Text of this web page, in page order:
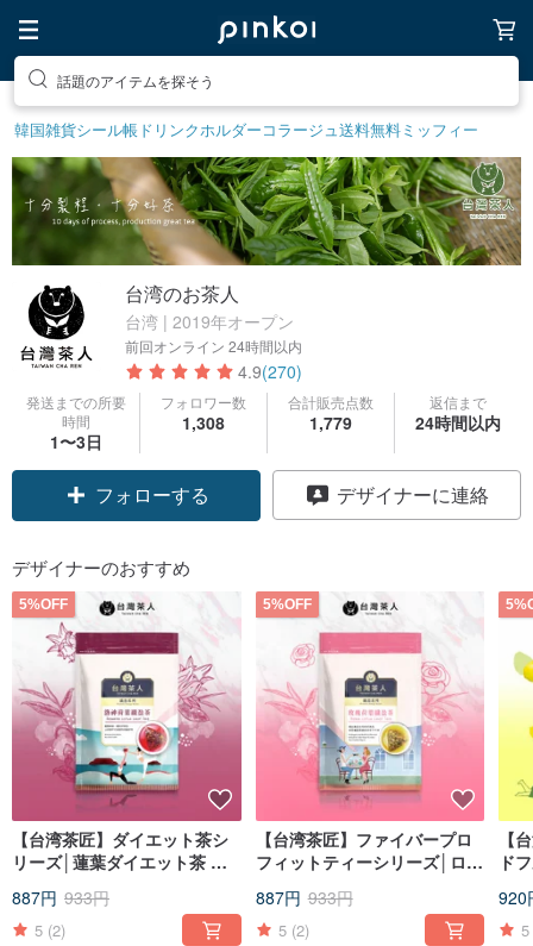
話題のアイテムを探そう
韓国雑貨シール帳 ドリンクホルダーコラージュ送料無料ミッフィー
台湾のお茶人
台湾 | 2019年オープン
前回オンライン 24時間以内
4.9(270)
発送までの所要
時間
1〜3日
フォロワー数
1,308
合計販売点数
1,779
返信まで
24時間以内
フォローする デザイナーに連絡
デザイナーのおすすめ
5%OFF
【台湾茶匠】ダイエット茶シ
リーズ│蓮葉ダイエット茶 三
り）
887円 933円
5 (2)
5%OFF
【台湾茶匠】ファイバープロ
フィットティーシリーズ│ロー
プロフィットティー三角3Dテ
ィーバッグ（10個入り）
887円 933円
5 (2)
【
ド
920
5